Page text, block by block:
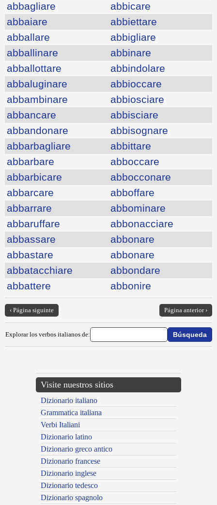
abbagliare
abbicare
abbaiare
abbiettare
abballare
abbigliare
abballinare
abbinare
abballottare
abbindolare
abbaluginare
abbioccare
abbambinare
abbiosciare
abbancare
abbisciare
abbandonare
abbisognare
abbarbagliare
abbittare
abbarbare
abboccare
abbarbicare
abbocconare
abbarcare
abboffare
abbarrare
abbominare
abbaruffare
abbonacciare
abbassare
abbonare
abbastare
abbonare
abbatacchiare
abbondare
abbattere
abbonire
‹ Página siguinte Página anterior ›
Explorar los verbos italianos de:
Visite nuestros sitios
Dizionario italiano
Grammatica italiana
Verbi Italiani
Dizionario latino
Dizionario greco antico
Dizionario francese
Dizionario inglese
Dizionario tedesco
Dizionario spagnolo